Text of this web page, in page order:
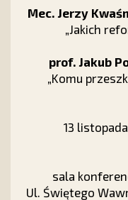
Mec. Jerzy
„Jakich
prof. Jakub
„Komu
13
sala
Ul. Świętego